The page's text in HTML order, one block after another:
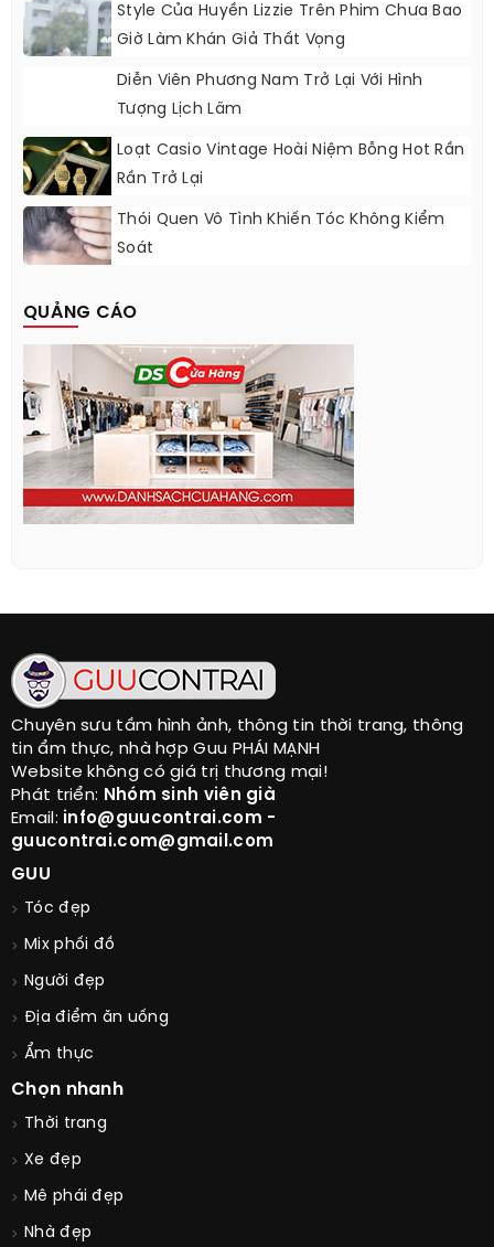
Style Của Huyền Lizzie Trên Phim Chưa Bao
Giờ Làm Khán Giả Thất Vọng
Diễn Viên Phương Nam Trở Lại Với Hình
Tượng Lịch Lãm
Loạt Casio Vintage Hoài Niệm Bỗng Hot Rần
Rần Trở Lại
Thói Quen Vô Tình Khiến Tóc Không Kiểm
Soát
QUẢNG CÁO
Chuyên sưu tầm hình ảnh, thông tin thời trang, thông
tin ẩm thực, nhà hợp Guu PHÁI MẠNH
Website không có giá trị thương mại!
Phát triển: Nhóm sinh viên già
Email: info@guucontrai.com -
guucontrai.com@gmail.com
GUU
Tóc đẹp
Mix phối đồ
Người đẹp
Địa điểm ăn uống
Ẩm thực
Chọn nhanh
Thời trang
Xe đẹp
Mê phái đẹp
Nhà đẹp